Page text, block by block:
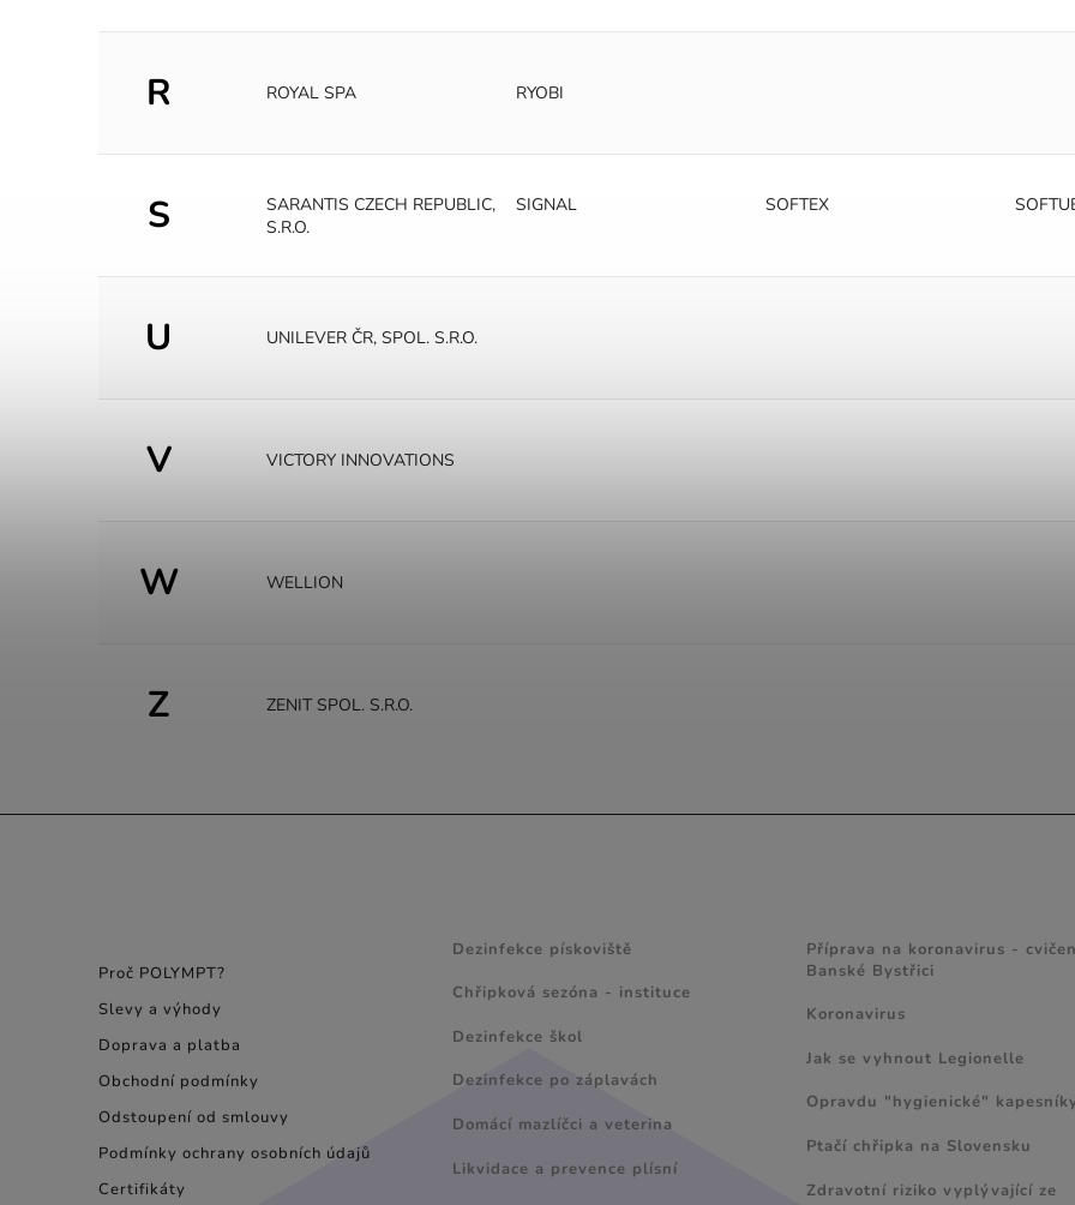
R ROYAL SPA RYOBI
S
SARANTIS CZECH REPUBLIC,
S.R.O.
SIGNAL SOFTEX
U UNILEVER ČR, SPOL. S.R.O.
V VICTORY INNOVATIONS
W WELLION
Z ZENIT SPOL. S.R.O.
Proč POLYMPT?
Slevy a výhody
Doprava a platba
Obchodní podmínky
Odstoupení od smlouvy
Podmínky ochrany osobních údajů
Certifikáty
Dezinfekce pískoviště
Chřipková sezóna - instituce
Dezinfekce škol
Dezinfekce po záplavách
Domácí mazlíčci a veterina
Likvidace a prevence plísní
Příprava na koronavirus -
Banské Bystřici
Koronavirus
Jak se vyhnout Legionelle
Opravdu "hygienické"
Ptačí chřipka na Slovensku
Zdravotní riziko vyplývající ze